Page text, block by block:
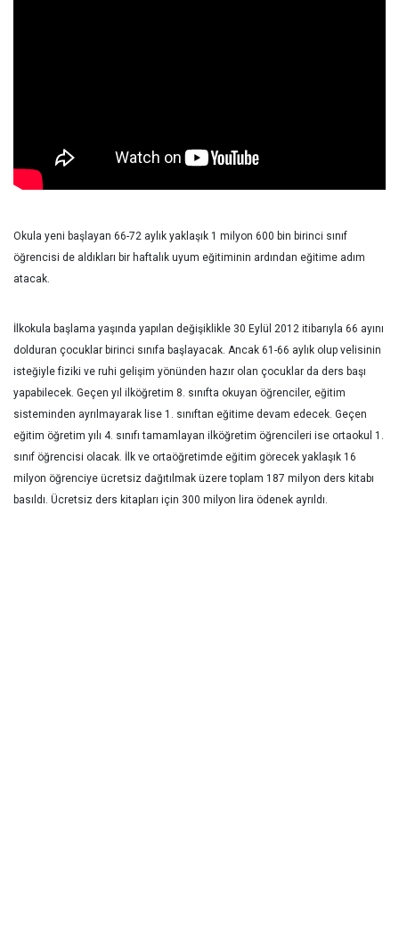
Okula yeni başlayan 66-72 aylık yaklaşık 1 milyon 600 bin birinci sınıf
öğrencisi de aldıkları bir haftalık uyum eğitiminin ardından eğitime adım
atacak.
İlkokula başlama yaşında yapılan değişiklikle 30 Eylül 2012 itibarıyla 66 ayını
dolduran çocuklar birinci sınıfa başlayacak. Ancak 61-66 aylık olup velisinin
isteğiyle fiziki ve ruhi gelişim yönünden hazır olan çocuklar da ders başı
yapabilecek. Geçen yıl ilköğretim 8. sınıfta okuyan öğrenciler, eğitim
sisteminden ayrılmayarak lise 1. sınıftan eğitime devam edecek. Geçen
eğitim öğretim yılı 4. sınıfı tamamlayan ilköğretim öğrencileri ise ortaokul 1.
sınıf öğrencisi olacak. İlk ve ortaöğretimde eğitim görecek yaklaşık 16
milyon öğrenciye ücretsiz dağıtılmak üzere toplam 187 milyon ders kitabı
basıldı. Ücretsiz ders kitapları için 300 milyon lira ödenek ayrıldı.